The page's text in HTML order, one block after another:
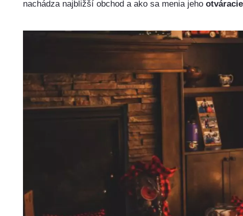
nachádza najbližší obchod a ako sa menia jeho